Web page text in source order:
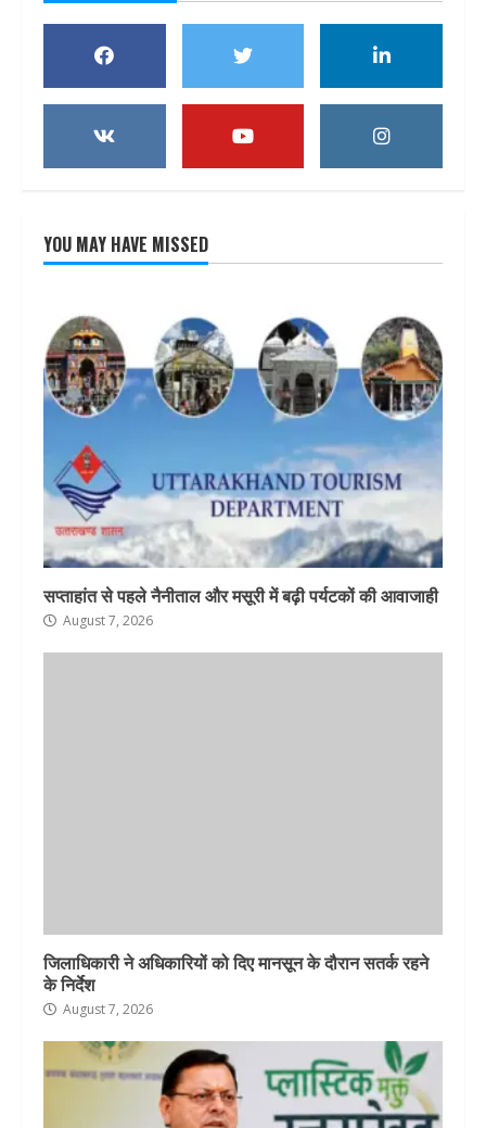
YOU MAY HAVE MISSED
सप्ताहांत से पहले नैनीताल और मसूरी में बढ़ी पर्यटकों की आवाजाही
August 7, 2026
जिलाधिकारी ने अधिकारियों को दिए मानसून के दौरान सतर्क रहने
के निर्देश
August 7, 2026